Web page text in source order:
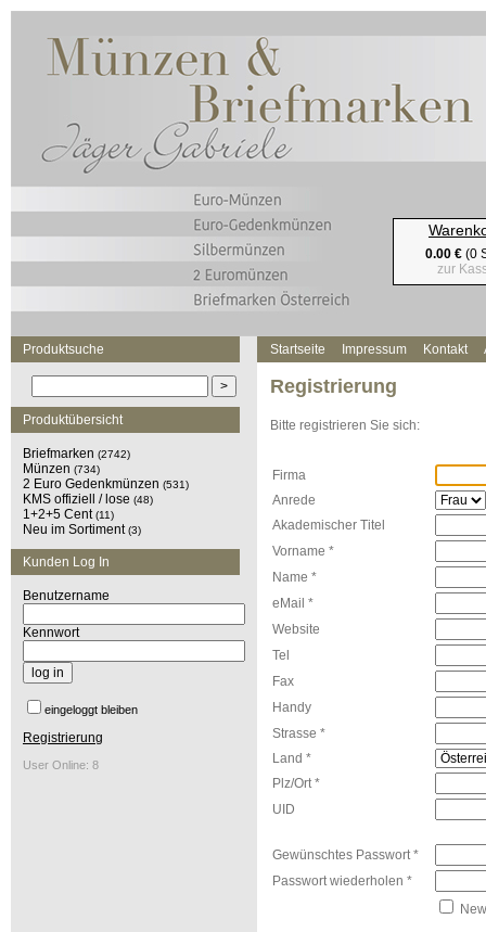
0.00 € (0
zur
Produktsuche
Produktübersicht
Briefmarken (2742)
Münzen (734)
2 Euro Gedenkmünzen (531)
KMS offiziell / lose (48)
1+2+5 Cent (11)
Neu im Sortiment (3)
Kunden Log In
Benutzername
Kennwort
eingeloggt bleiben
Registrierung
User Online: 8
Startseite Impressum Kontakt
Registrierung
Bitte registrieren Sie sich:
Firma
Anrede
Akademischer Titel
Vorname *
Name *
eMail *
Website
Tel
Fax
Handy
Strasse *
Land *
Plz/Ort *
UID
Gewünschtes Passwort *
Passwort wiederholen *